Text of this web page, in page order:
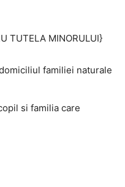
TUTELA MINORULUI}
familiei naturale
si familia care